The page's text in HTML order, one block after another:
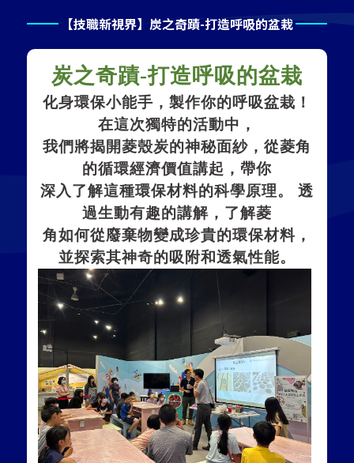
【技職新視界】炭之奇蹟-打造呼吸的盆栽
炭之奇蹟-打造呼吸的盆栽
化身環保小能手，製作你的呼吸盆栽！
在這次獨特的活動中，
我們將揭開菱殼炭的神秘面紗，從菱角
的循環經濟價值講起，帶你
深入了解這種環保材料的科學原理。 透
過生動有趣的講解，了解菱
角如何從廢棄物變成珍貴的環保材料，
並探索其神奇的吸附和透氣性能。